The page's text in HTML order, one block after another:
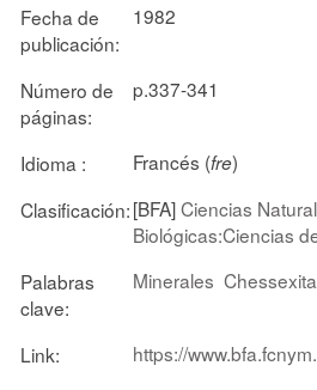
Fecha de
publicación:
1982
Número de
páginas:
p.337-341
Idioma : Francés (fre)
Clasificación:[BFA]Ciencias
Biológicas:Ciencias
Palabras
clave:
Minerales Chessexita
Link: https://